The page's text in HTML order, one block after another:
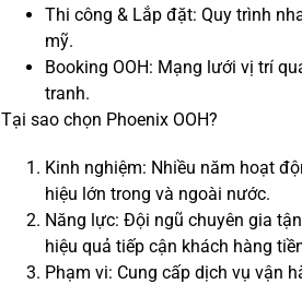
Thi công & Lắp đặt: Quy trình
mỹ.
Booking OOH: Mạng lưới vị trí
tranh.
Tại sao chọn Phoenix OOH?
Kinh nghiệm: Nhiều năm hoạt
hiệu lớn trong và ngoài nước.
Năng lực: Đội ngũ chuyên gia
hiệu quả tiếp cận khách hàng
Phạm vi: Cung cấp dịch vụ vận